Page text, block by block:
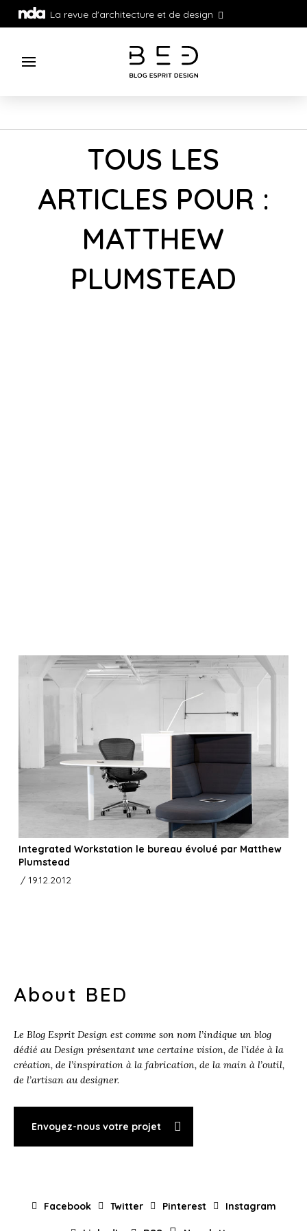
La revue d'architecture et de design
TOUS LES
ARTICLES POUR :
MATTHEW
PLUMSTEAD
Integrated Workstation le bureau évolué par Matthew
Plumstead
/ 19.12.2012
About BED
Le Blog Esprit Design est comme son nom l’indique un blog
dédié au Design présentant une certaine vision, de l’idée à la
création, de l’inspiration à la fabrication, de la main à l’outil,
de l’artisan au designer.
Envoyez-nous votre projet
Facebook Twitter Pinterest Instagram